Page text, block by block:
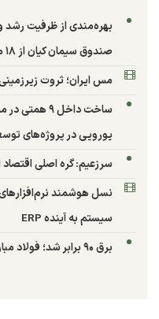
بهره‌مندی از ظرفیت
صندوق سیمان کیان از ۱۸ مرداد ۱۴۰۵
مس ایران؛ ثروت
یورویی در پروژه‌های
سرزعیم: گره اصلی
نسل هوشمند
سیستم به آینده ERP
برق ۹۰ برابر شد؛ فولاد مبارکه رکورد ۳۳ ساله اسلب را شکست